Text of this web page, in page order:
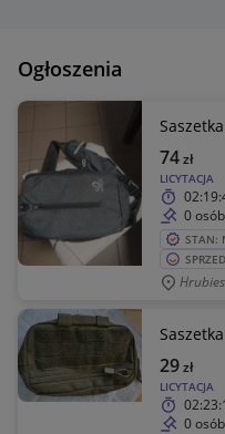
Ogłoszenia
LICYTACJA
74zł
0
STAN:
LICYTACJA
29zł
0